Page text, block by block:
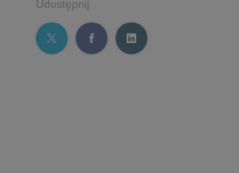
Udostępnij